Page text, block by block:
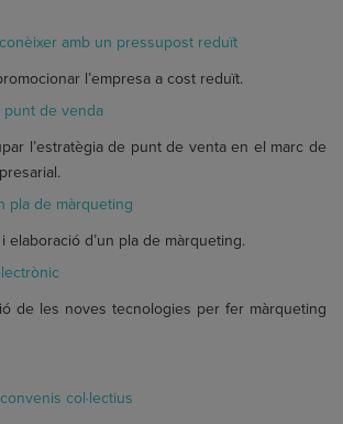
amb un pressupost reduït
l’empresa a cost reduït.
punt de venda
l’estratègia de punt de venta en el marc de
pla de màrqueting
elaboració d’un pla de màrqueting.
de les noves tecnologies per fer màrqueting
col·lectius